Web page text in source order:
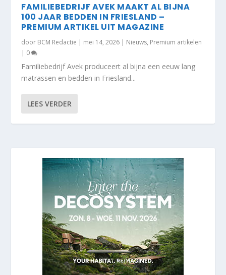
FAMILIEBEDRIJF AVEK MAAKT AL BIJNA
100 JAAR BEDDEN IN FRIESLAND –
PREMIUM ARTIKEL UIT MAGAZINE
door BCM Redactie | mei 14, 2026 | Nieuws, Premium artikelen
| 0
Familiebedrijf Avek produceert al bijna een eeuw lang
matrassen en bedden in Friesland...
LEES VERDER